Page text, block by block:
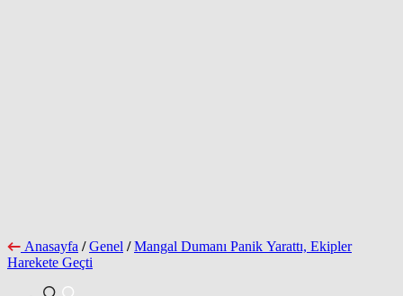
Anasayfa / Genel / Mangal Dumanı Panik Yarattı, Ekipler
Harekete Geçti